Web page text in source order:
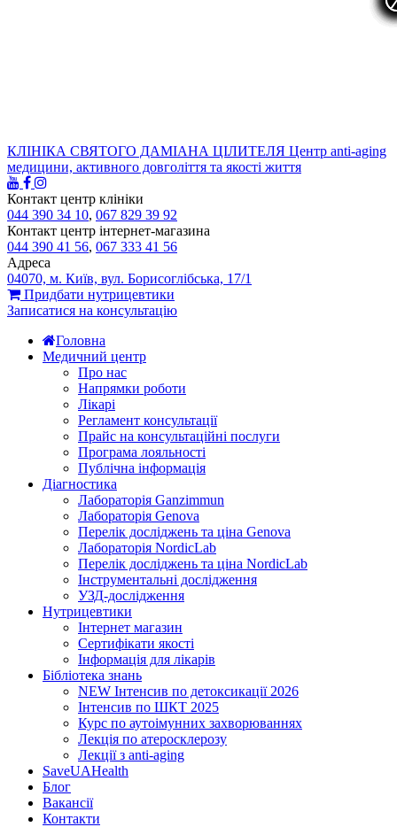
КЛІНІКА СВЯТОГО ДАМІАНА ЦІЛИТЕЛЯ Центр anti-aging
медицини, активного довголіття та якості життя
Контакт центр клініки
044 390 34 10, 067 829 39 92
Контакт центр інтернет-магазина
044 390 41 56, 067 333 41 56
Адреса
04070, м. Київ, вул. Борисоглібська, 17/1
Придбати нутрицевтики
Записатися на консультацію
Головна
Медичний центр
Про нас
Напрямки роботи
Лікарі
Регламент консультації
Прайс на консультаційні послуги
Програма лояльності
Публічна інформація
Діагностика
Лабораторія Ganzimmun
Лабораторія Genova
Перелік досліджень та ціна Genova
Лабораторія NordicLab
Перелік досліджень та ціна NordicLab
Інструментальні дослідження
УЗД-дослідження
Нутрицевт​ики
Інтернет магазин
Сертифікати якості
Інформація для лікарів
Бібліотека знань
NEW Інтенсив по детоксикації 2026
Інтенсив по ШКТ 2025
Курс по аутоімунних захворюваннях
Лекція по атеросклерозу
Лекції з anti-aging
SaveUAHealth
Блог
Вакансії
Контакти